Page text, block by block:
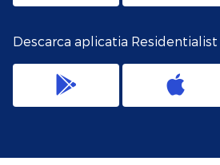
Descarca aplicatia Residentialist